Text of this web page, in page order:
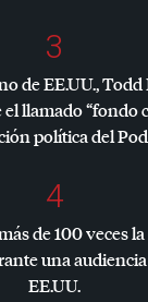
3
de EE.UU., Todd
llamado “fondo
política del
4
de 100 veces
una
EE.UU.